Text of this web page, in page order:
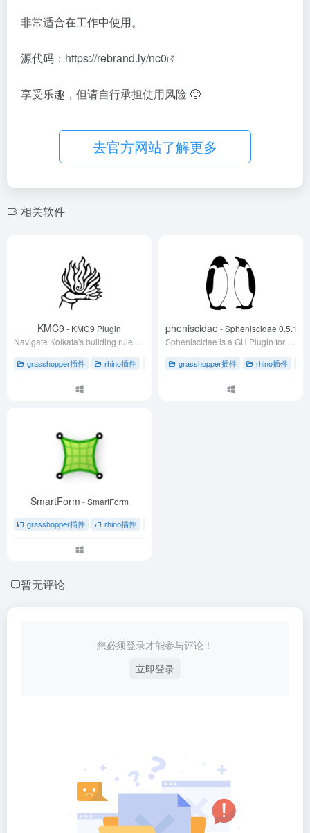
非常适合在工作中使用。
源代码： https://rebrand.ly/nc0
享受乐趣，但请自行承担使用风险 🙂
去官方网站了解更多
相关软件
KMC9 - KMC9 Plugin
grasshopper插件 rhino插件 # grasshopper插件 # 下载 # 加尔各答
Spheniscidae- Spheniscidae 0.5.16
grasshopper插件 rhino插件
SmartForm - SmartForm
grasshopper插件 rhino插件
暂无评论
您必须登录才能参与评论！
立即登录